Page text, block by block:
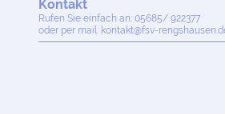
Kontakt
Rufen Sie einfach an: 05685/ 922377
oder per mail: kontakt@fsv-